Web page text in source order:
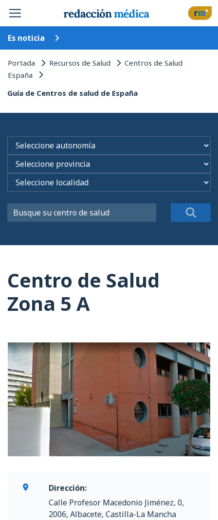
Es noticia
Portada Recursos de Salud Centros de Salud
España
Guía de Centros de salud de España
Centro de Salud
Zona 5 A
Dirección:
Calle Profesor Macedonio Jiménez, 0,
2006, Albacete, Castilla-La Mancha